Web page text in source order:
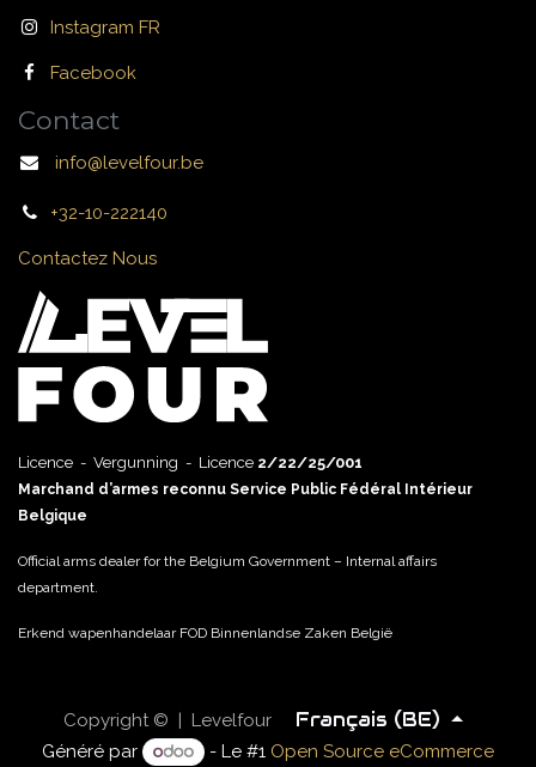
Instagram FR
Facebook
Contact
info@levelfour.be
+32-10-222140
Contactez Nous
Licence - Vergunning - Licence 2/22/25/001
Marchand d’armes reconnu Service Public Fédéral Intérieur
Belgique
Official arms dealer for the Belgium Government – Internal affairs
department.
Erkend wapenhandelaar FOD Binnenlandse Zaken België
Copyright © | Levelfour Français (BE)
Généré par - Le #1 Open Source eCommerce